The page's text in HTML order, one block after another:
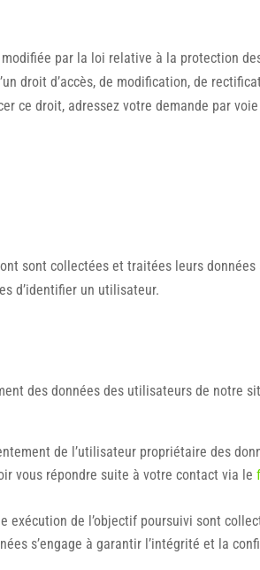
par la loi relative à la protection
droit d’accès, de modification, de
ce droit, adressez votre demande par voie
sont collectées et traitées leurs données
d’identifier un utilisateur.
des données des utilisateurs de notre
de l’utilisateur propriétaire des
vous répondre suite à votre contact via le
exécution de l’objectif poursuivi sont
s’engage à garantir l’intégrité et la